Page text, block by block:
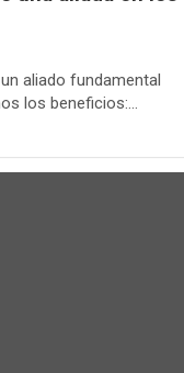
aliado fundamental
los beneficios:…